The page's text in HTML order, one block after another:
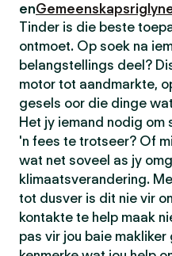
en
Tinder is die beste
ontmoet. Op soek na
belangstellings deel?
motor tot aandmarkte,
gesels oor die dinge
Het jy iemand nodig om
'n fees te trotseer? Of
wat net soveel as jy
klimaatsverandering.
tot dusver is dit nie vir
kontakte te help maak
pas vir jou baie